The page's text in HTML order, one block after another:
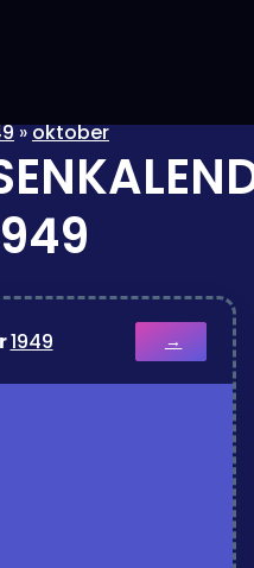
»oktober
1949 →